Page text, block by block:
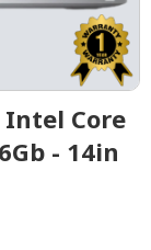
Core
- 14in